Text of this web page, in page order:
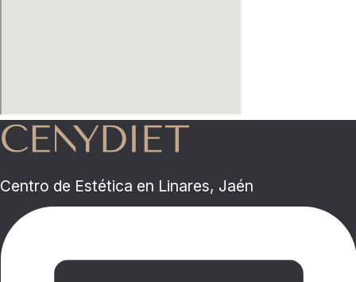
Centro de Estética en Linares, Jaén